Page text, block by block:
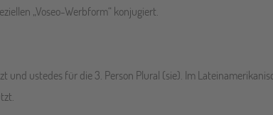
„Voseo-Werbform“ konjugiert.
ustedes für die 3. Person Plural (sie). Im